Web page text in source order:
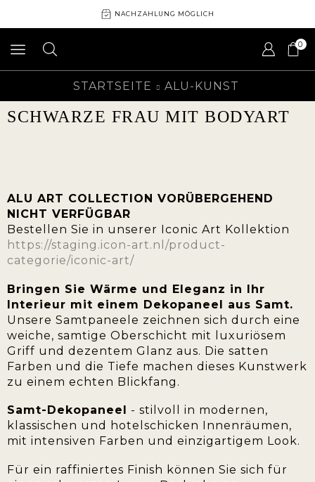
NACHZAHLUNG MÖGLICH
0
STARTSEITE ALU-KUNST
SCHWARZE FRAU MIT BODYART
ALU ART COLLECTION VORÜBERGEHEND
NICHT VERFÜGBAR
Bestellen Sie in unserer Iconic Art Kollektion
https://staging.icon-art.nl/product-
categorie/iconic-art/
Bringen Sie Wärme und Eleganz in Ihr
Interieur mit einem Dekopaneel aus Samt.
Unsere Samtpaneele zeichnen sich durch eine
weiche, samtige Oberschicht mit luxuriösem
Griff und dezentem Glanz aus. Die satten
Farben und die Tiefe machen dieses Kunstwerk
zu einem echten Blickfang.
Samt-Dekopaneel
- stilvoll in modernen,
klassischen und hotelschicken Innenräumen,
mit intensiven Farben und einzigartigem Look.
Für ein raffiniertes Finish können Sie sich für